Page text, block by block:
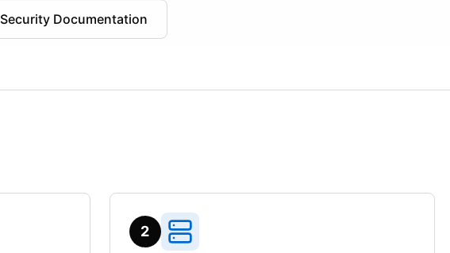
Security Documentation
2